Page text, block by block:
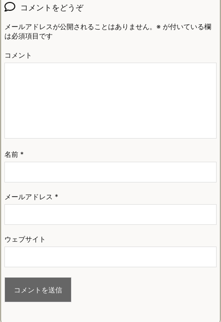
コメントをどうぞ
メールアドレスが公開されることはありません。 ※ が付いている欄
は必須項目です
コメント
名前 *
メールアドレス *
ウェブサイト